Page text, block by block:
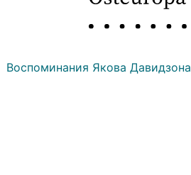
Воспоминания Якова Давидзона